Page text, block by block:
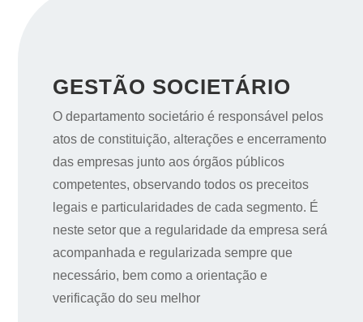
GESTÃO SOCIETÁRIO
O departamento societário é responsável pelos
atos de constituição, alterações e encerramento
das empresas junto aos órgãos públicos
competentes, observando todos os preceitos
legais e particularidades de cada segmento. É
neste setor que a regularidade da empresa será
acompanhada e regularizada sempre que
necessário, bem como a orientação e
verificação do seu melhor